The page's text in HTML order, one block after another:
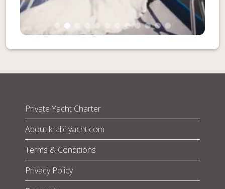
Private Yacht Charter
About krabi-yacht.com
Terms & Conditions
Privacy Policy